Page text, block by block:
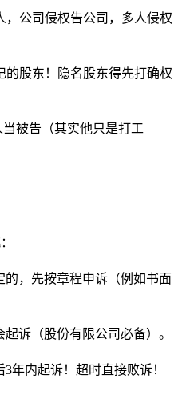
公司侵权告公司，多人侵权
股东！隐名股东得先打确权
被告（其实他只是打工
的，先按章程申诉（例如书面
诉（股份有限公司必备）。
年内起诉！超时直接败诉！